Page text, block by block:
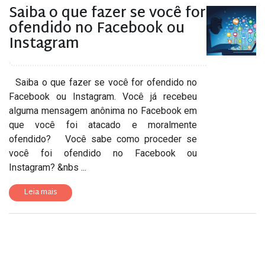
Saiba o que fazer se você for
ofendido no Facebook ou
Instagram
Saiba o que fazer se você for ofendido no
Facebook ou Instagram. Você já recebeu
alguma mensagem anônima no Facebook em
que você foi atacado e moralmente
ofendido? Você sabe como proceder se
você foi ofendido no Facebook ou
Instagram? &nbs ...
Leia mais